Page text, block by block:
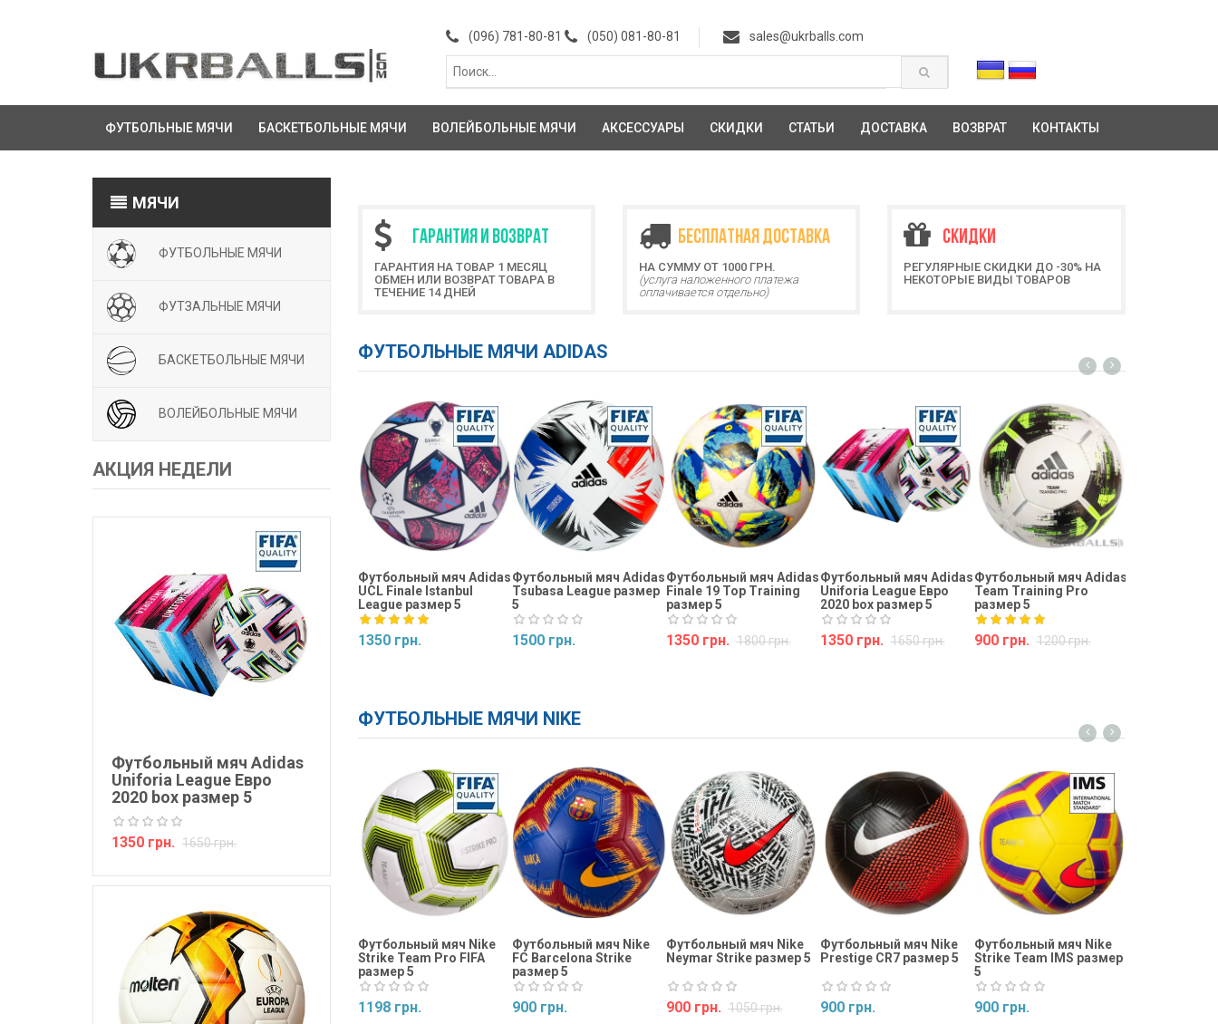
(096) 781-80-81 (050) 081-80-81 sales@ukrballs.com
ФУТБОЛЬНЫЕ МЯЧИ БАСКЕТБОЛЬНЫЕ МЯЧИ ВОЛЕЙБОЛЬНЫЕ МЯЧИ АКСЕССУАРЫ СКИДКИ СТАТЬИ ДОСТАВКА ВОЗВРАТ КОНТАКТЫ
МЯЧИ
ФУТБОЛЬНЫЕ МЯЧИ
ФУТЗАЛЬНЫЕ МЯЧИ
БАСКЕТБОЛЬНЫЕ МЯЧИ
ВОЛЕЙБОЛЬНЫЕ МЯЧИ
АКЦИЯ НЕДЕЛИ
Футбольный мяч Adidas
Uniforia League Евро
2020 box размер 5
1350 грн. 1650 грн.
ГАРАНТИЯ И ВОЗВРАТ
ГАРАНТИЯ НА ТОВАР 1 МЕСЯЦ
ОБМЕН ИЛИ ВОЗВРАТ ТОВАРА В
ТЕЧЕНИЕ 14 ДНЕЙ
БЕСПЛАТНАЯ ДОСТАВКА
НА СУММУ ОТ 1000 ГРН.
(услуга наложенного платежа
оплачивается отдельно)
СКИДКИ
РЕГУЛЯРНЫЕ СКИДКИ ДО -30% НА
НЕКОТОРЫЕ ВИДЫ ТОВАРОВ
ФУТБОЛЬНЫЕ МЯЧИ ADIDAS
Футбольный мяч Adidas
UCL Finale Istanbul
League размер 5
1350 грн.
Футбольный мяч Adidas
Tsubasa League размер
5
1500 грн.
Футбольный мяч Adidas
Finale 19 Top Training
размер 5
1350 грн. 1800 грн.
Футбольный мяч Adidas
Uniforia League Евро
2020 box размер 5
1350 грн. 1650 грн.
Футбольный мяч Adidas
Team Training Pro
размер 5
900 грн. 1200 грн.
ФУТБОЛЬНЫЕ МЯЧИ NIKE
Футбольный мяч Nike
Strike Team Pro FIFA
размер 5
1198 грн.
Футбольный мяч Nike
FC Barcelona Strike
размер 5
900 грн.
Футбольный мяч Nike
Neymar Strike размер 5
900 грн. 1050 грн.
Футбольный мяч Nike
Prestige CR7 размер 5
900 грн.
Футбольный мяч Nike
Strike Team IMS размер
5
900 грн.